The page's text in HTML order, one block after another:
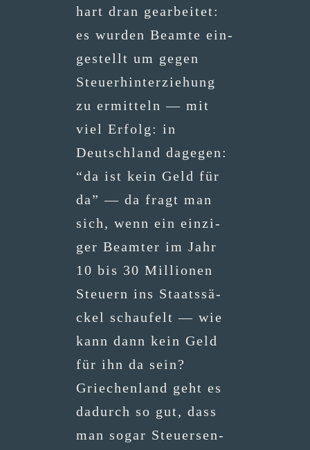
hart dran gear­bei­tet:
es wur­den Beam­te ein­
ge­stellt um gegen
Steu­er­hin­ter­zie­hung
zu ermit­teln — mit
viel Erfolg: in
Deutsch­land dage­gen:
“da ist kein Geld für
da” — da fragt man
sich, wenn ein ein­zi­
ger Beam­ter im Jahr
10 bis 30 Mil­lio­nen
Steu­ern ins Staats­sä­
ckel schau­felt — wie
kann dann kein Geld
für ihn da sein?
Grie­chen­land geht es
dadurch so gut, dass
man sogar Steu­er­sen­